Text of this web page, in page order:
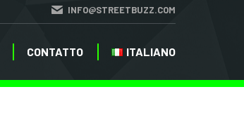
INFO@STREETBUZZ.COM
CONTATTO ITALIANO
CONTATTO ITALIANO